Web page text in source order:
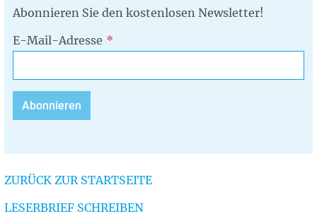
Abonnieren Sie den kostenlosen Newsletter!
E-Mail-Adresse
ZURÜCK ZUR STARTSEITE
LESERBRIEF SCHREIBEN